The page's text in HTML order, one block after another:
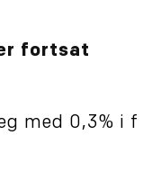
fortsat
med 0,3% i f